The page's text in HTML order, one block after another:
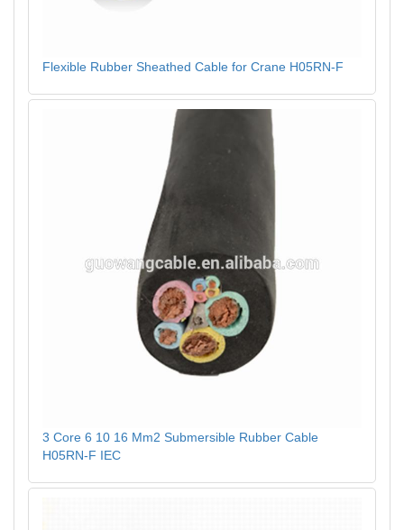
Flexible Rubber Sheathed Cable for Crane H05RN-F
3 Core 6 10 16 Mm2 Submersible Rubber Cable
H05RN-F IEC